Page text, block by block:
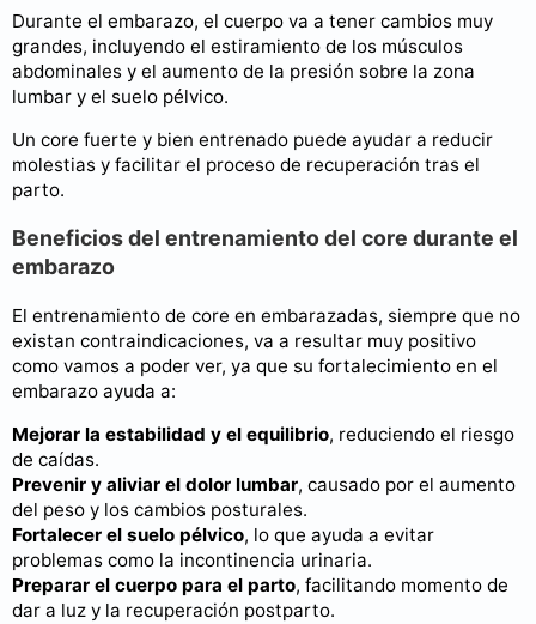
Durante el embarazo, el cuerpo va a tener cambios muy
grandes, incluyendo el estiramiento de los músculos
abdominales y el aumento de la presión sobre la zona
lumbar y el suelo pélvico.
Un core fuerte y bien entrenado puede ayudar a reducir
molestias y facilitar el proceso de recuperación tras el
parto.
Beneficios del entrenamiento del core durante el
embarazo
El entrenamiento de core en embarazadas, siempre que no
existan contraindicaciones, va a resultar muy positivo
como vamos a poder ver, ya que su fortalecimiento en el
embarazo ayuda a:
Mejorar la estabilidad y el equilibrio, reduciendo el riesgo
de caídas.
Prevenir y aliviar el dolor lumbar, causado por el aumento
del peso y los cambios posturales.
Fortalecer el suelo pélvico, lo que ayuda a evitar
problemas como la incontinencia urinaria.
Preparar el cuerpo para el parto, facilitando momento de
dar a luz y la recuperación postparto.